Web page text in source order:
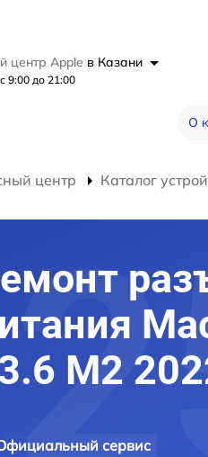
центр Apple в Казани
9:00 до 21:00
О
центр Каталог
M2
сервис